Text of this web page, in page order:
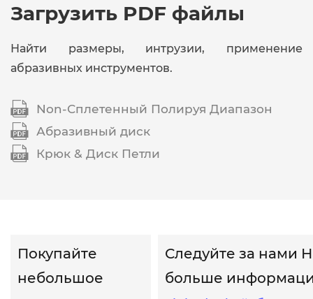
Загрузить PDF файлы
Найти размеры, интрузии, применение
абразивных инструментов.
 Non-Сплетенный Полируя Диапазон
 Абразивный диск
 Крюк & Диск Петли
Покупайте
небольшое
Следуйте за нами
больше